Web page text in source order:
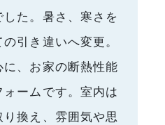
た。暑さ、寒さを
引き違いへ変更。
、お家の断熱性能
ームです。室内は
換え、雰囲気や思